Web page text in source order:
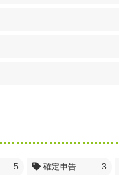
5 確定申告 3